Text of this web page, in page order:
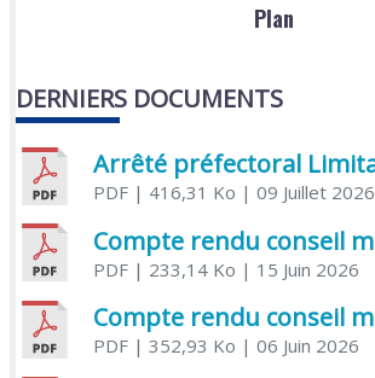
Plan
DERNIERS DOCUMENTS
PDF| 416,31 Ko | 09 Juillet 2026
PDF| 233,14 Ko | 15 Juin 2026
PDF| 352,93 Ko | 06 Juin 2026